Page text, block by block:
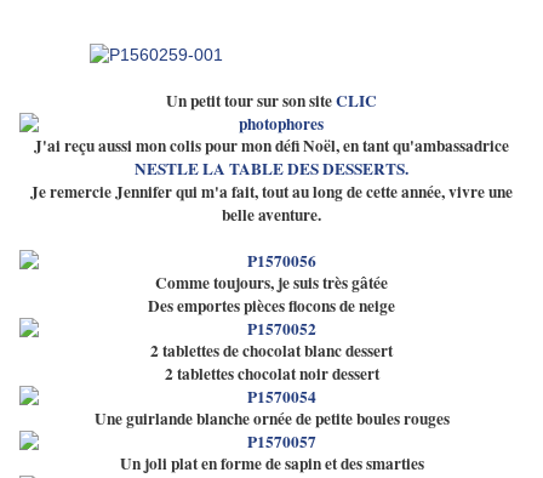
Un petit tour sur son siteCLIC
J'ai reçu aussi mon colis pour mon défi Noël, en tant qu'ambassadrice
NESTLE LA TABLE DES DESSERTS.
Je remercie Jennifer qui m'a fait, tout au long de cette année, vivre une
belle aventure.
Comme toujours, je suis très gâtée
Des emportes pièces flocons de neige
2 tablettes de chocolat blanc dessert
2 tablettes chocolat noir dessert
Une guirlande blanche ornée de petite boules rouges
Un joli plat en forme de sapin et des smarties